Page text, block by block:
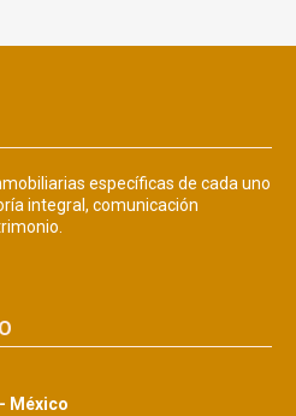
específicas de cada uno
integral, comunicación
México